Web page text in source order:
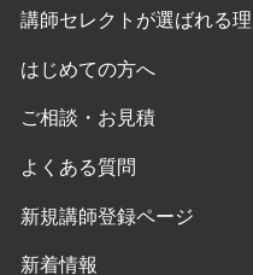
講師セレクトが選ばれる
はじめての方へ
ご相談・お見積
よくある質問
新規講師登録ページ
新着情報